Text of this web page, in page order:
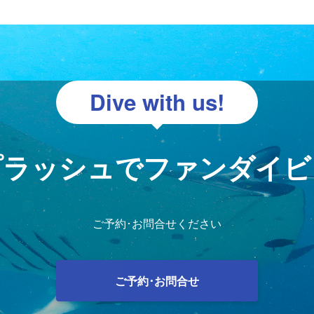
Dive with us!
ッシュでファンダイ
ご予約･お問合せください
ご予約･お問合せ